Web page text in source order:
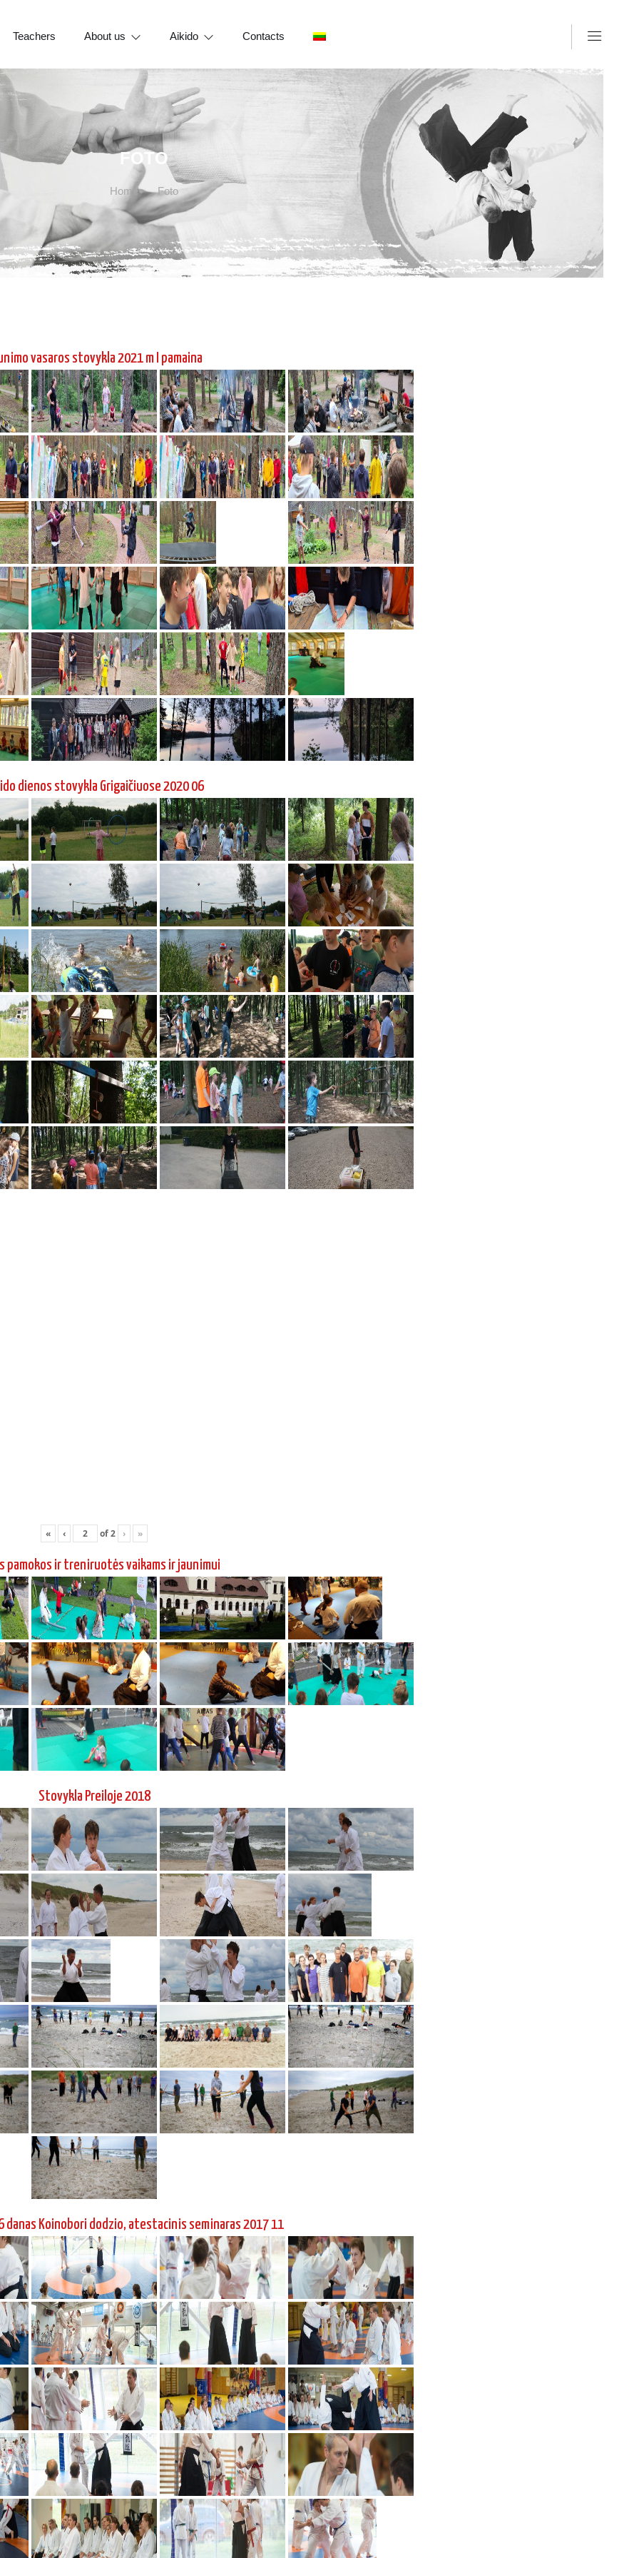
Teachers About us Aikido Contacts
FOTO
Home Foto
vasaros stovykla 2021 m I pamaina
dienos stovykla Grigaičiuose 2020 06
« ‹ of2 › »
pamokos ir treniruotės vaikams ir jaunimui
Stovykla Preiloje 2018
danas Koinobori dodzio, atestacinis seminaras 2017 11